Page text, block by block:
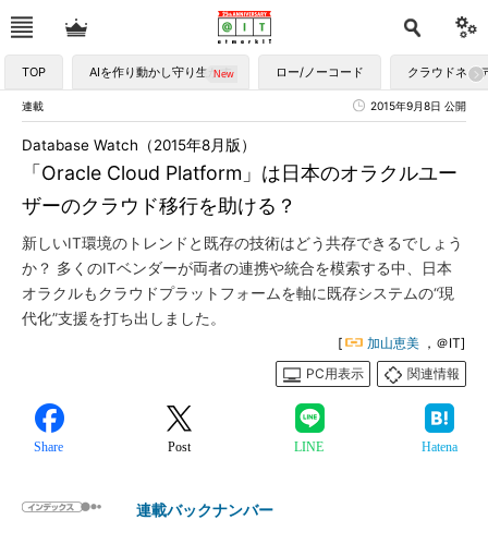
TOP AIを作り動かし守り生かす ロー/ノーコード クラウドネイ
連載 2015年9月8日 公開
「Oracle Cloud Platform」は日本のオラクルユー
ザーのクラウド移行を助ける？
Database Watch（2015年8月版）
新しいIT環境のトレンドと既存の技術はどう共存できるでしょう
か？ 多くのITベンダーが両者の連携や統合を模索する中、日本
オラクルもクラウドプラットフォームを軸に既存システムの“現
代化”支援を打ち出しました。
[ 加山恵美 ，＠IT]
PC用表示
関連情報
Share Post LINE Hatena
連載バックナンバー